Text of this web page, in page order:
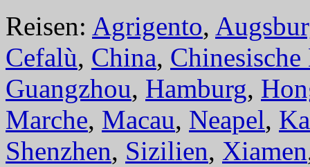
Reisen: Agrigento,
Cefalù, China, Chinesische
Guangzhou, Hamburg,
Marche, Macau, Neapel,
Shenzhen, Sizilien, Xiamen